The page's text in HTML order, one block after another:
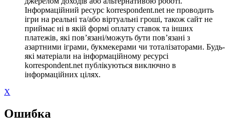
Інформаційний ресурс korrespondent.net не проводить
ігри на реальні та/або віртуальні гроші, також сайт не
приймає ні в якій формі оплату ставок та інших
платежів, які пов’язані/можуть бути пов’язані з
азартними іграми, букмекерами чи тоталізаторами. Будь-
які матеріали на інформаційному ресурсі
korrespondent.net публікуються виключно в
інформаційних цілях.
X
Ошибка